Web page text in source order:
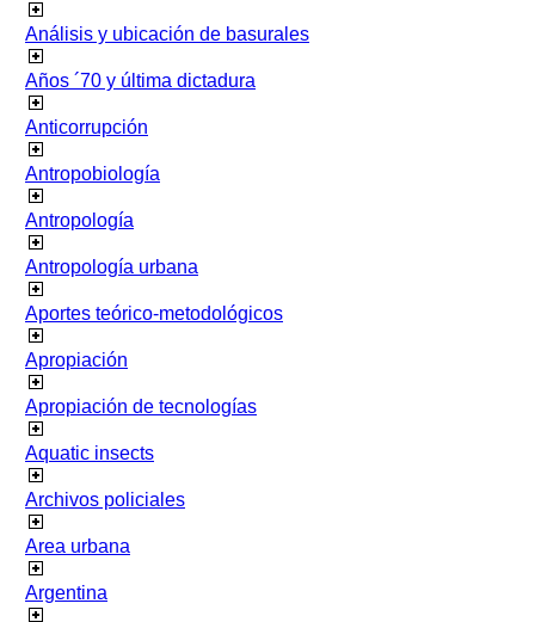
Análisis y ubicación de basurales
Años ´70 y última dictadura
Anticorrupción
Antropobiología
Antropología
Antropología urbana
Aportes teórico-metodológicos
Apropiación
Apropiación de tecnologías
Aquatic insects
Archivos policiales
Area urbana
Argentina